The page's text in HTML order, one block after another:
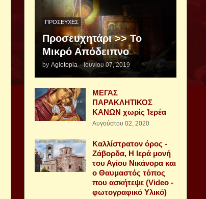
ΠΡΟΣΕΥΧΈΣ
Προσευχητάρι >> Το
Μικρό Απόδειπνο
by Agiotopia - Ιουνίου 07, 2019
ΜΕΓΑΣ
ΠΑΡΑΚΛΗΤΙΚΟΣ
ΚΑΝΩΝ χωρὶς Ἱερέα
Αυγούστου 02, 2020
Καλλίστρατον όρος -
Ζάβορδα, Η Ιερά μονή
του Αγίου Νικάνορα και
ο Θαυμαστός τόπος
που ασκήτεψε (Video -
φωτογραφικό Υλικό)